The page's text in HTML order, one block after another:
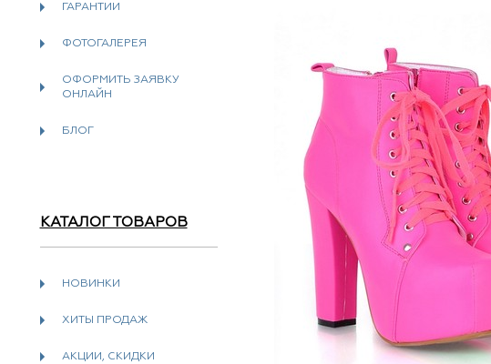
ГАРАНТИИ
ФОТОГАЛЕРЕЯ
ОФОРМИТЬ ЗАЯВКУ
ОНЛАЙН
БЛОГ
КАТАЛОГ ТОВАРОВ
НОВИНКИ
ХИТЫ ПРОДАЖ
АКЦИИ, СКИДКИ